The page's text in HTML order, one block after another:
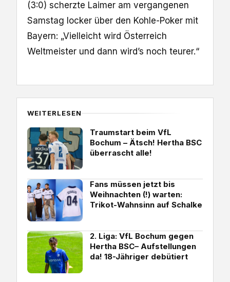
(3:0) scherzte Laimer am vergangenen
Samstag locker über den Kohle-Poker mit
Bayern: „Vielleicht wird Österreich
Weltmeister und dann wird’s noch teurer.“
WEITERLESEN
Traumstart beim VfL
Bochum – Ätsch! Hertha BSC
überrascht alle!
Fans müssen jetzt bis
Weihnachten (!) warten:
Trikot-Wahnsinn auf Schalke
2. Liga: VfL Bochum gegen
Hertha BSC– Aufstellungen
da! 18-Jähriger debütiert